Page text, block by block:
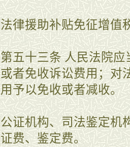
法律援助补贴免征增值
第五十三条 人民法院
或者免收诉讼费用；对
用予以免收或者减收。
公证机构、司法鉴定机
证费、鉴定费。